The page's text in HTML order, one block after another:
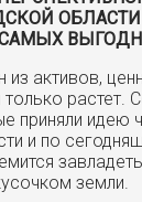
из активов,
только растет.
приняли идею
и по
земли.